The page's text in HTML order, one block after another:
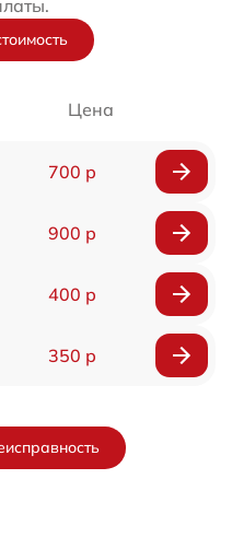
Цена
700 р
900 р
400 р
350 р